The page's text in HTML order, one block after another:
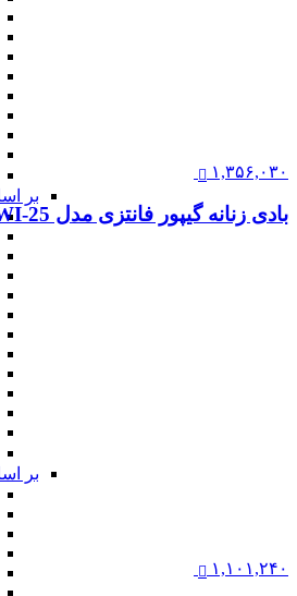
بر
بر
۱,۳۵۶,۰۳۰
بادی زنانه گیپور فانتزی مدل GLP-WI-25
۱,۱۰۱,۲۴۰